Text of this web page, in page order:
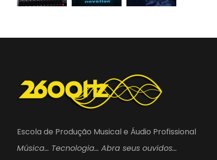
Escola de Produção Musical e Áudio Profissional
Música… Tecnologia… Abra seus ouvidos…